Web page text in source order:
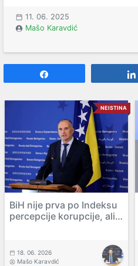
11. 06. 2025
Mašo Karavdić
NEISTINA
BiH nije prva po Indeksu
percepcije korupcije, ali…
18. 06. 2026
Mašo Karavdić